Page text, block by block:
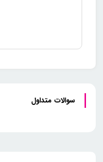
سوالات متداول